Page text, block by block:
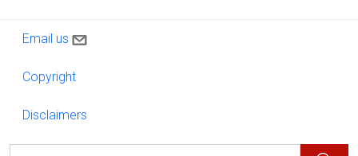
Contact us
Email us
Copyright
Copyright
Disclaimers
Disclaimers